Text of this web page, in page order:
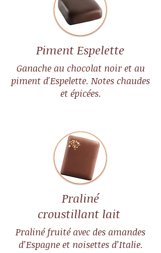
Piment Espelette
Ganache au chocolat noir et au
piment d'Espelette. Notes chaudes
et épicées.
Praliné
croustillant lait
Praliné fruité avec des amandes
d’Espagne et noisettes d’Italie.